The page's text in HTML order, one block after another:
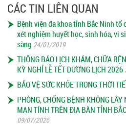
CÁC TIN LIÊN QUAN
Bệnh viện đa khoa tỉnh Bắc Ninh
xét nghiệm huyết học, sinh hóa, vi
sàng 24/01/2019
THÔNG BÁO LỊCH KHÁM, CHỮA
KỲ NGHỈ LỄ TẾT DƯƠNG LỊCH 2026
BẢO VỆ SỨC KHỎE TRONG THỜI
PHÒNG, CHỐNG BỆNH KHÔNG
MẠN TÍNH TRÊN ĐỊA BÀN TỈNH
09/07/2026